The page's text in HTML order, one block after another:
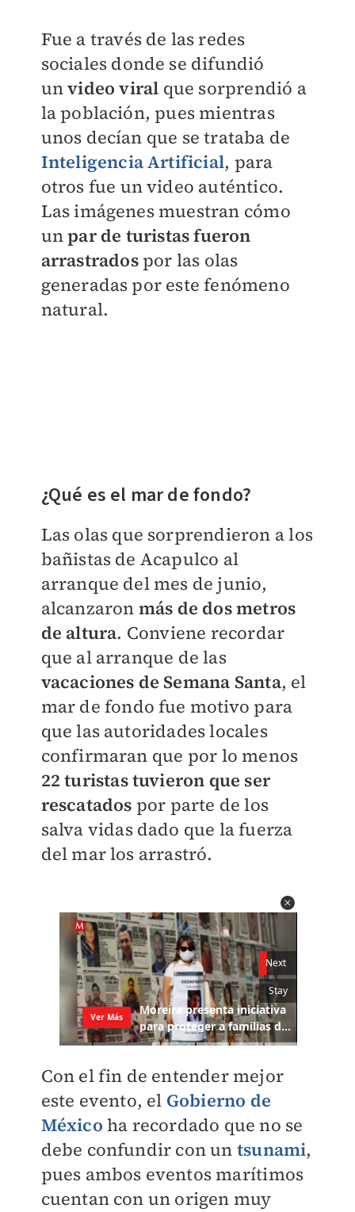
Fue a través de las redes
sociales donde se difundió
unvideo viral que sorprendió a
la población, pues mientras
unos decían que se trataba de
Inteligencia Artificial, para
otros fue un video auténtico.
Las imágenes muestran cómo
unpar de turistas fueron
arrastradospor las olas
generadas por este fenómeno
natural.
¿Qué es el mar de fondo?
Las olas que sorprendieron a los
bañistas de Acapulco al
arranque del mes de junio,
alcanzaron más de dos metros
de altura. Conviene recordar
que al arranque de las
vacaciones de Semana Santa, el
mar de fondo fue motivo para
que las autoridades locales
confirmaran que por lo menos
22 turistas tuvieron que ser
rescatados por parte de los
salva vidas dado que la fuerza
del mar los arrastró.
Con el fin de entender mejor
este evento, el Gobierno de
México ha recordado que no se
debe confundir con un tsunami,
pues ambos eventos marítimos
cuentan con un origen muy